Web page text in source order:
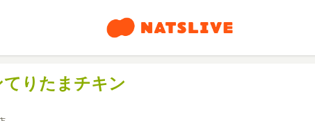
りたまチキン